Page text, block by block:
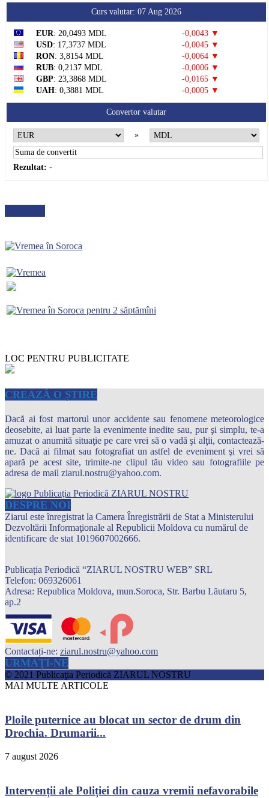
Curs valutar: 07 Aug 2026
EUR: 20,0493 MDL
-0,0043 ▼
USD: 17,3737 MDL
-0,0045 ▼
RON: 3,8154 MDL
-0,0064 ▼
RUB: 0,2137 MDL
-0,0006 ▼
GBP: 23,3868 MDL
-0,0165 ▼
UAH: 0,3881 MDL -0,0005 ▼
Convertor valutar
»
Rezultat: -
LOC PENTRU PUBLICITATE
CREAZĂ O ȘTIRE
Dacă ai fost martorul unor accidente sau fenomene meteorologice
deosebite, ai luat parte la evenimente inedite sau, pur şi simplu, te-a
amuzat o anumită situaţie pe care vrei să o vadă şi alţii, contactează-
ne. Dacă ai filmat sau fotografiat un astfel de eveniment şi vrei să
apară pe acest site, trimite-ne clipul tău video sau fotografiile pe
adresa de mail ziarul.nostru@yahoo.com.
DESPRE NOI
Ziarul este înregistrat la Camera Înregistrării de Stat a Ministerului
Dezvoltării Informaţionale al Republicii Moldova cu numărul de
identificare de stat 1019607002666.
Publicația Periodică “ZIARUL NOSTRU WEB” SRL
Telefon: 069326061
Adresa: Republica Moldova, mun.Soroca, Str. Barbu Lăutaru 5,
ap.2
Contactați-ne: ziarul.nostru@yahoo.com
URMAȚI-NE
© 2021 Publicaţia Periodică ZIARUL NOSTRU
MAI MULTE ARTICOLE
Ploile puternice au blocat un sector de drum din
Drochia. Drumarii...
7 august 2026
Intervenții ale Poliției din cauza vremii nefavorabile